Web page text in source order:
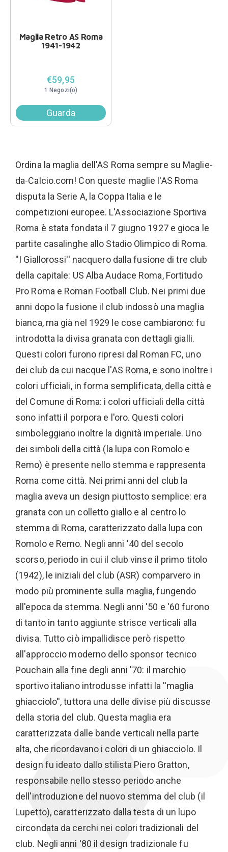
Maglia Retro AS Roma
1941-1942
€59,95
1 Negozi(o)
Guarda
Ordina la maglia dell'AS Roma sempre su Maglie-
da-Calcio.com! Con queste maglie l'AS Roma
disputa la Serie A, la Coppa Italia e le
competizioni europee. L'Associazione Sportiva
Roma è stata fondata il 7 giugno 1927 e gioca le
partite casalinghe allo Stadio Olimpico di Roma.
''I Giallorossi'' nacquero dalla fusione di tre club
della capitale: US Alba Audace Roma, Fortitudo
Pro Roma e Roman Football Club. Nei primi due
anni dopo la fusione il club indossò una maglia
bianca, ma già nel 1929 le cose cambiarono: fu
introdotta la divisa granata con dettagli gialli.
Questi colori furono ripresi dal Roman FC, uno
dei club da cui nacque l'AS Roma, e sono inoltre i
colori ufficiali, in forma semplificata, della città e
del Comune di Roma: i colori ufficiali della città
sono infatti il porpora e l'oro. Questi colori
simboleggiano inoltre la dignità imperiale. Uno
dei simboli della città (la lupa con Romolo e
Remo) è presente nello stemma e rappresenta
Roma come città. Nei primi anni del club la
maglia aveva un design piuttosto semplice: era
granata con un colletto giallo e al centro lo
stemma di Roma, caratterizzato dalla lupa con
Romolo e Remo. Negli anni '40 del secolo
scorso, periodo in cui il club vinse il primo titolo
(1942), le iniziali del club (ASR) comparvero in
modo più prominente sulla maglia, fungendo
all'epoca da stemma. Negli anni '50 e '60 furono
di tanto in tanto aggiunte strisce verticali alla
divisa. Tutto ciò impallidisce però rispetto
all'approccio moderno dello sponsor tecnico
Pouchain alla fine degli anni '70: il marchio
sportivo italiano introdusse infatti la ''maglia
ghiacciolo'', tuttora una delle divise più discusse
della storia del club. Questa maglia era
caratterizzata dalle bande verticali nella parte
alta, che ricordavano i colori di un ghiacciolo. Il
design fu ideato dallo stilista Piero Gratton,
responsabile nello stesso periodo anche
dell'introduzione del nuovo stemma del club (il
Lupetto), caratterizzato dalla testa di un lupo
circondata da cerchi nei colori tradizionali del
club. Negli anni '80 il design tradizionale fu